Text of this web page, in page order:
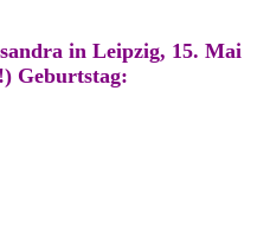
in Leipzig, 15. Mai
Geburtstag: